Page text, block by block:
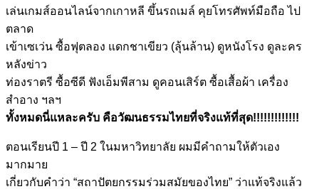
เล่นเกมส์ออนไลน์จากเกาหลี ขึ้นรถเมล์ คุยโทรศัพท์มือถือ ไป
ตลาด
เข้าเซเว่น ซื้อฟุตลอง แดกชาเขียว (ลุ้นล้าน) ดูหนังโรง ดูละคร
หลังข่าว
ท่องราตรี ซื้อซีดี ฟังเอ็มพีสาม ดูคอนเสิร์ต ซื้อเสื้อผ้า เครื่อง
สำอาง ฯลฯ
ทั้งหมดนี่แหละครับ คือวัฒนธรรมไทยที่จริงแท้ที่สุด!!!!!!!!!!!!!
ตอนเรียนปี 1 – ปี 2 ในมหาวิทยาลัย ผมมีคำถามให้ตัวเอง
มากมาย
เกี่ยวกับคำว่า “สถาปัตยกรรมร่วมสมัยของไทย” ว่าแท้จริงแล้ว